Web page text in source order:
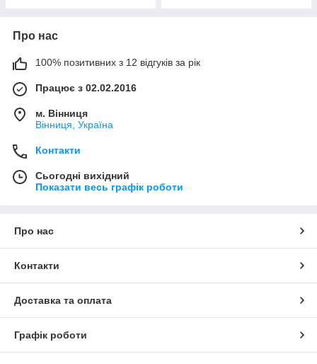
Про нас
100% позитивних з 12 відгуків за рік
Працює з 02.02.2016
м. Вінниця
Вінниця, Україна
Контакти
Сьогодні вихідний
Показати весь графік роботи
Про нас
Контакти
Доставка та оплата
Графік роботи